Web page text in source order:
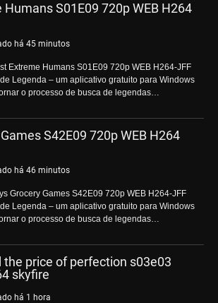
S01E09 720p WEB H264
há 45 minutos
Extreme Humans S01E09 720p WEB H264-JFF
Legenda – um aplicativo gratuito para Windows
o processo de busca de legendas…
S42E09 720p WEB H264
há 46 minutos
Grocery Games S42E09 720p WEB H264-JFF
Legenda – um aplicativo gratuito para Windows
o processo de busca de legendas…
price of perfection s03e03
skyfire
há 1 hora